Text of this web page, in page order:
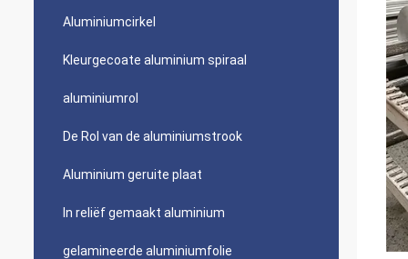
Aluminiumcirkel
Kleurgecoate aluminium spiraal
aluminiumrol
De Rol van de aluminiumstrook
Aluminium geruite plaat
In reliëf gemaakt aluminium
gelamineerde aluminiumfolie